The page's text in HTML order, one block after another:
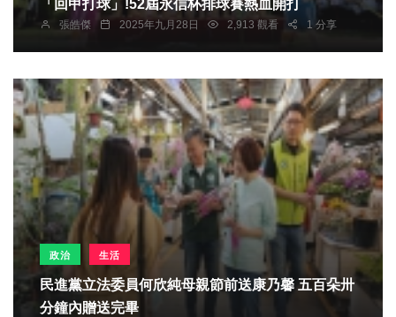
「回甲打球」!52屆永信杯排球賽熱血開打
張皓傑 2025年九月28日 2,913 觀看 1 分享
政治 生活
民進黨立法委員何欣純母親節前送康乃馨 五百朵卅
分鐘內贈送完畢